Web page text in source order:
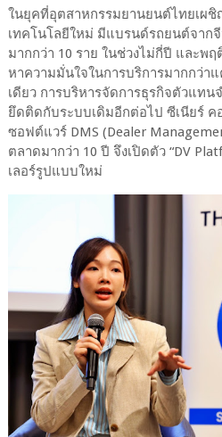
ในยุคที่อุตสาหกรรมยานยนต์ไทยเผชิ
เทคโนโลยีใหม่ มีแบรนด์รถยนต์จาก
มากกว่า 10 ราย ในช่วงไม่กี่ปี และพ
หาความมั่นใจในการบริการมากกว่
เดียว การบริหารจัดการธุรกิจตัวแทน
ยึดติดกับระบบเดิมอีกต่อไป ซีเนียร์
ซอฟต์แวร์ DMS (Dealer
ตลาดมากว่า 10 ปี จึงเปิดตัว “DV
เลอร์รูปแบบใหม่